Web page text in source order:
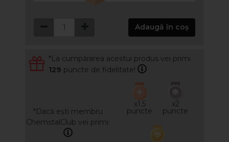
Adaugă în coș
*La cumpărarea acestui produs vei primi
129 puncte de fidelitate!
*Dacă ești membru
ChemstalClub vei primi:
x1.5
puncte
x2
puncte